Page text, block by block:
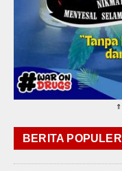
⇑
BERITA POPULER